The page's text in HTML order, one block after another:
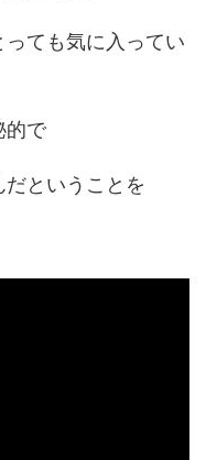
ても気に入ってい
的で
ということを